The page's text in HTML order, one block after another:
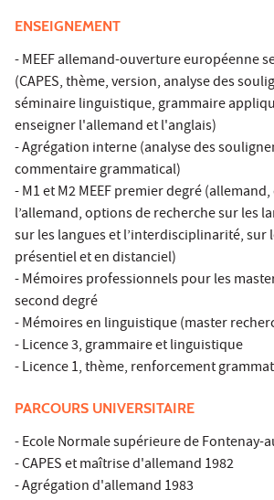
ENSEIGNEMENT
- MEEF allemand-ouverture européenne
(CAPES, thème, version, analyse des
séminaire linguistique, grammaire
enseigner l'allemand et l'anglais)
- Agrégation interne (analyse des
commentaire grammatical)
- M1 et M2 MEEF premier degré
l’allemand, options de recherche sur les
sur les langues et l’interdisciplinarité,
présentiel et en distanciel)
- Mémoires professionnels pour les
second degré
- Mémoires en linguistique (master
- Licence 3, grammaire et linguistique
- Licence 1, thème, renforcement
PARCOURS UNIVERSITAIRE
- Ecole Normale supérieure de Fontenay-
- CAPES et maîtrise d'allemand 1982
- Agrégation d'allemand 1983